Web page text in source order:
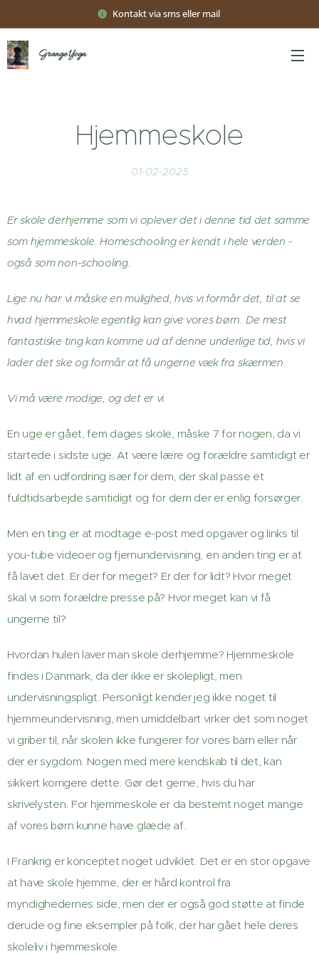
Kontakt via sms eller mail
Grange Yoga
Hjemmeskole
01-02-2025
Er skole derhjemme som vi oplever det i denne tid det samme
som hjemmeskole. Homeschooling er kendt i hele verden -
også som non-schooling.
Lige nu har vi måske en mulighed, hvis vi formår det, til at se
hvad hjemmeskole egentlig kan give vores børn. De mest
fantastiske ting kan komme ud af denne underlige tid, hvis vi
lader det ske og formår at få ungerne væk fra skærmen.
Vi må være modige, og det er vi.
En uge er gået, fem dages skole, måske 7 for nogen, da vi
startede i sidste uge. At være lære og forældre samtidigt er
lidt af en udfordring især for dem, der skal passe et
fuldtidsarbejde samtidigt og for dem der er enlig forsørger.
Men en ting er at modtage e-post med opgaver og links til
you-tube videoer og fjernundervisning, en anden ting er at
få lavet det. Er der for meget? Er der for lidt? Hvor meget
skal vi som forældre presse på? Hvor meget kan vi få
ungerne til?
Hvordan hulen laver man skole derhjemme? Hjemmeskole
findes i Danmark, da der ikke er skolepligt, men
undervisningspligt. Personligt kender jeg ikke noget til
hjemmeundervisning, men umiddelbart virker det som noget
vi griber til, når skolen ikke fungerer for vores barn eller når
der er sygdom. Nogen med mere kendskab til det, kan
sikkert korrigere dette. Gør det gerne, hvis du har
skrivelysten. For hjemmeskole er da bestemt noget mange
af vores børn kunne have glæde af.
I Frankrig er konceptet noget udviklet. Det er en stor opgave
at have skole hjemme, der er hård kontrol fra
myndighedernes side, men der er også god støtte at finde
derude og fine eksempler på folk, der har gået hele deres
skoleliv i hjemmeskole.